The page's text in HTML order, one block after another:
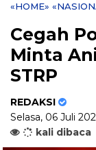
«HOME»
Cegah
Minta
STRP
REDAKSI
Selasa, 06 Juli
kali dibaca